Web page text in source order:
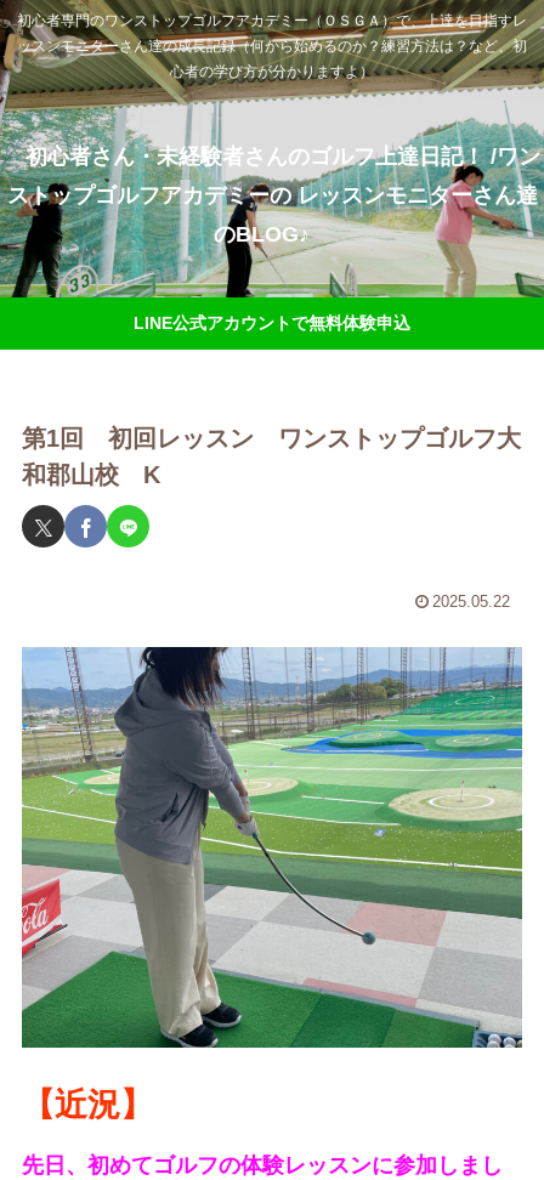
初心者専門のワンストップゴルフアカデミー（ＯＳＧＡ）で、上達を目指すレ
ッスンモニターさん達の成長記録（何から始めるのか？練習方法は？など、初
心者の学び方が分かりますよ）
初心者さん・未経験者さんのゴルフ上達日記！ /ワン
ストップゴルフアカデミーの レッスンモニターさん達
のBLOG♪
LINE公式アカウントで無料体験申込
第1回 初回レッスン ワンストップゴルフ大
和郡山校 K
2025.05.22
【近況】
先日、初めてゴルフの体験レッスンに参加しまし